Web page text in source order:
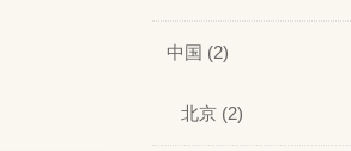
中国 (2)
北京 (2)